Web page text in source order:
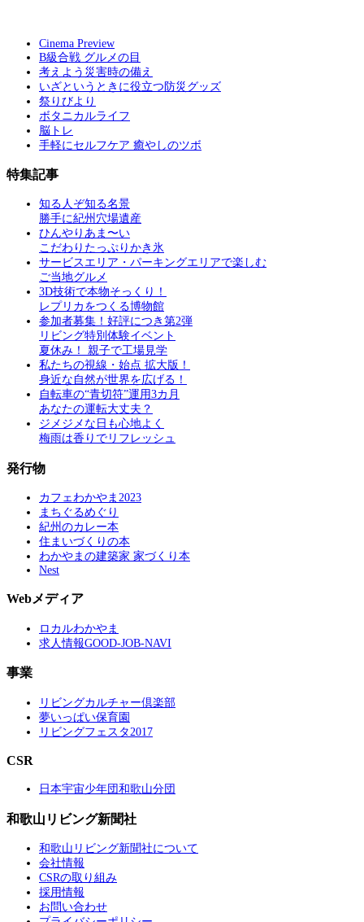
Cinema Preview
B級合戦 グルメの目
考えよう災害時の備え
いざというときに役立つ防災グッズ
祭りびより
ボタニカルライフ
脳トレ
手軽にセルフケア 癒やしのツボ
特集記事
知る人ぞ知る名景
勝手に紀州穴場遺産
ひんやりあま〜い
こだわりたっぷりかき氷
サービスエリア・パーキングエリアで楽しむ
ご当地グルメ
3D技術で本物そっくり！
レプリカをつくる博物館
参加者募集！好評につき第2弾
リビング特別体験イベント
夏休み！ 親子で工場見学
私たちの視線・始点 拡大版！
身近な自然が世界を広げる！
自転車の“青切符”運用3カ月
あなたの運転大丈夫？
ジメジメな日も心地よく
梅雨は香りでリフレッシュ
発行物
カフェわかやま2023
まちぐるめぐり
紀州のカレー本
住まいづくりの本
わかやまの建築家 家づくり本
Nest
Webメディア
ロカルわかやま
求人情報GOOD-JOB-NAVI
事業
リビングカルチャー倶楽部
夢いっぱい保育園
リビングフェスタ2017
CSR
日本宇宙少年団和歌山分団
和歌山リビング新聞社
和歌山リビング新聞社について
会社情報
CSRの取り組み
採用情報
お問い合わせ